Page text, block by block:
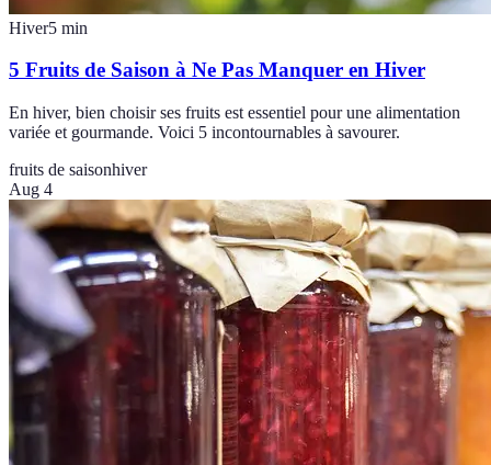
Hiver5 min
5 Fruits de Saison à Ne Pas Manquer en Hiver
En hiver, bien choisir ses fruits est essentiel pour une alimentation
variée et gourmande. Voici 5 incontournables à savourer.
fruits de saisonhiver
Aug 4